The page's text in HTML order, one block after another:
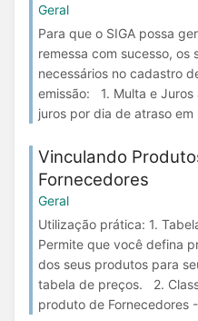
Geral
Para que o SIGA possa
remessa com sucesso, os
necessários no cadastro
emissão: 1. Multa e Juros
juros por dia de atraso em
Vinculando
Fornecedores
Geral
Utilização prática: 1.
Permite que você defina
dos seus produtos para
tabela de preços. 2.
produto de Fornecedores